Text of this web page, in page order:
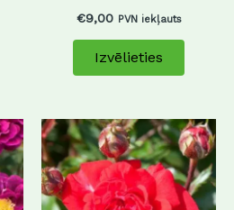
€9,00 PVN iekļauts
Izvēlieties
on
This
has